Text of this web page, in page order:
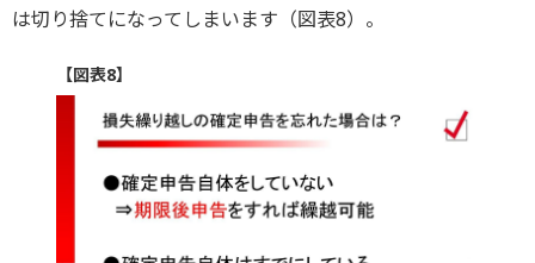
は切り捨てになってしまいます（図表8）。
【図表8】